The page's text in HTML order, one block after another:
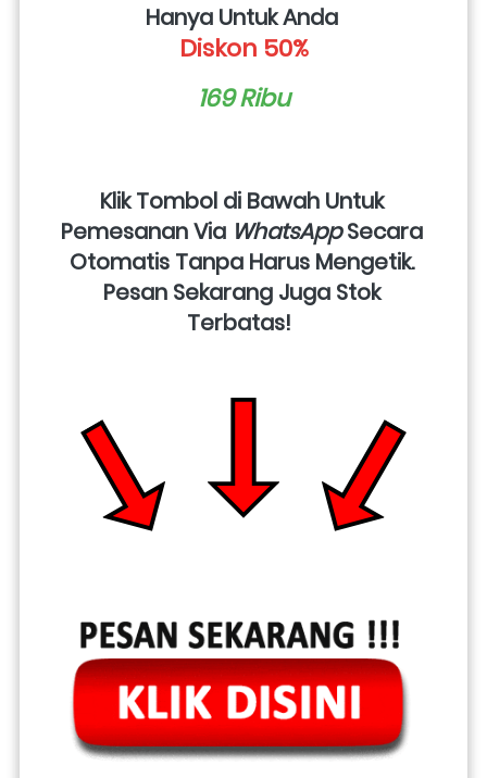
Hanya Untuk Anda
Diskon 50%
169 Ribu
Klik Tombol di Bawah Untuk
Pemesanan Via WhatsApp Secara
Otomatis Tanpa Harus Mengetik.
Pesan Sekarang Juga Stok
Terbatas!